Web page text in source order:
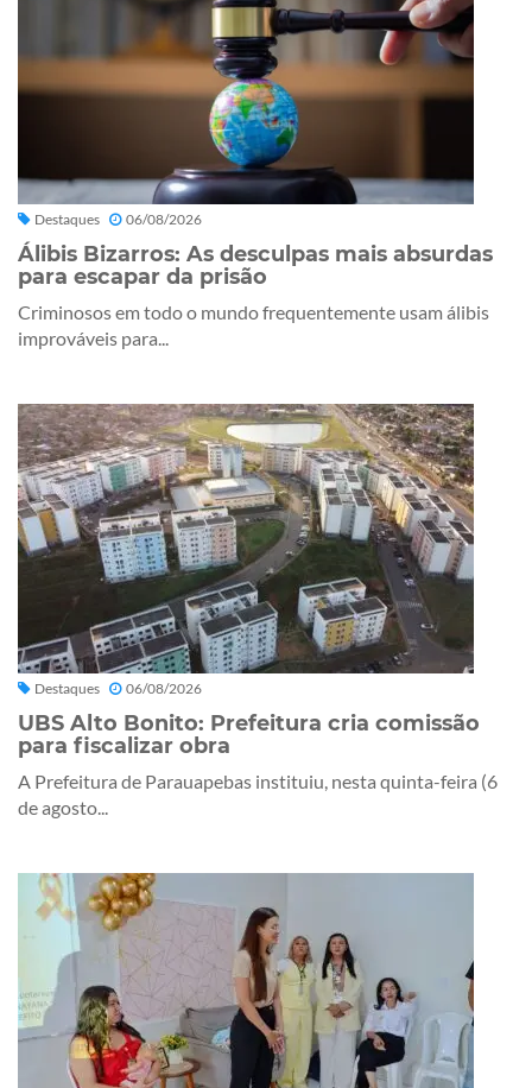
Destaques 06/08/2026
Álibis Bizarros: As desculpas mais absurdas
para escapar da prisão
Criminosos em todo o mundo frequentemente usam álibis
improváveis para...
Destaques 06/08/2026
UBS Alto Bonito: Prefeitura cria comissão
para fiscalizar obra
A Prefeitura de Parauapebas instituiu, nesta quinta-feira (6
de agosto...